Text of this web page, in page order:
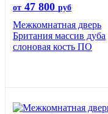
от 47 800 руб
Межкомнатная дверь
Британия массив дуба
слоновая кость ПО